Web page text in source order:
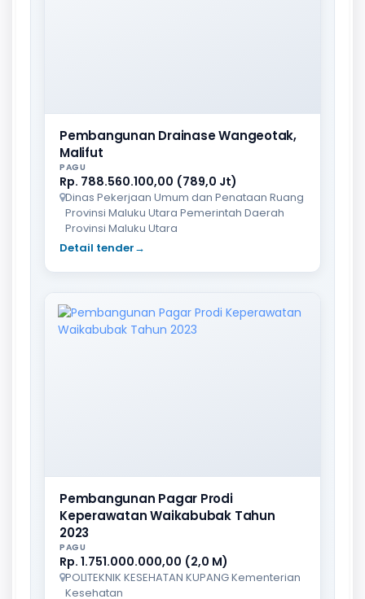
Pembangunan Drainase Wangeotak,
Malifut
PAGU
Rp. 788.560.100,00 (789,0 Jt)
Dinas Pekerjaan Umum dan Penataan Ruang
Provinsi Maluku Utara Pemerintah Daerah
Provinsi Maluku Utara
Detail tender→
Pembangunan Pagar Prodi
Keperawatan Waikabubak Tahun
2023
PAGU
Rp. 1.751.000.000,00 (2,0 M)
POLITEKNIK KESEHATAN KUPANG Kementerian
Kesehatan